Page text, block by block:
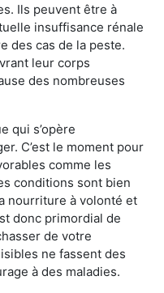
Ils peuvent être à
insuffisance rénale
des cas de la peste.
leur corps
des nombreuses
qui s’opère
C’est le moment pour
comme les
conditions sont bien
nourriture à volonté et
donc primordial de
de votre
ne fassent des
à des maladies.